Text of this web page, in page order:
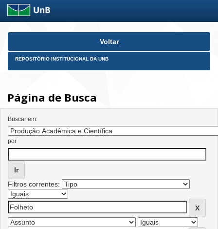
Skip
Voltar
REPOSITÓRIO INSTITUCIONAL DA UNB
Página de Busca
Buscar em:
por
Filtros correntes: